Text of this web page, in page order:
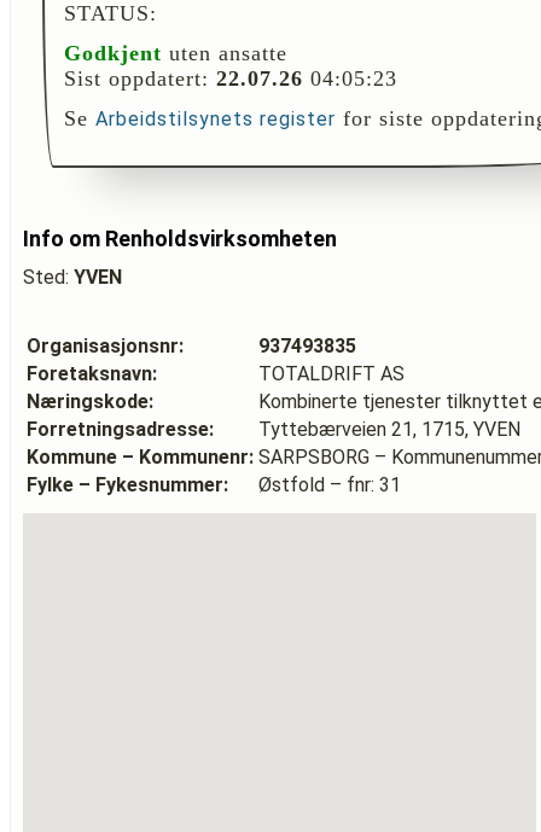
STATUS:
Godkjent uten ansatte
Sist oppdatert: 22.07.26 04:05:23
Se Arbeidstilsynets register for siste
Info om Renholdsvirksomheten
Sted: YVEN
Organisasjonsnr:
937493835
Foretaksnavn:
TOTALDRIFT AS
Næringskode:
Kombinerte tjenester tilknyttet
Forretningsadresse:
Tyttebærveien 21, 1715, YVEN
Kommune – Kommunenr: SARPSBORG –
Fylke – Fykesnummer:
Østfold – fnr: 31